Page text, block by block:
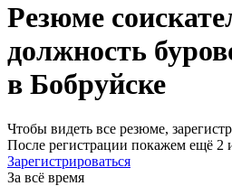
Резюме
должность
в Бобруйске
Чтобы видеть все резюме,
После регистрации покажем ещё 2
Зарегистрироваться
За всё время